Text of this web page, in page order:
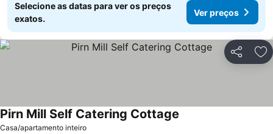
Selecione as datas para ver os preços
exatos.
Ver preços
Partilhar
Casa/apartamento inteiro
Pirn Mill Self Catering Cottage